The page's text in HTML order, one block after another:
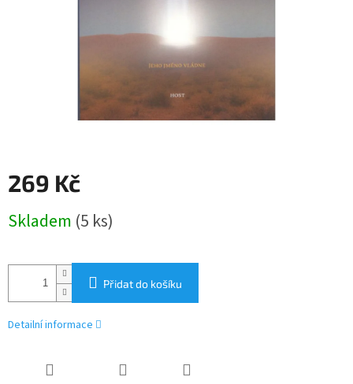
269 Kč
cena:
Skladem (5 ks)
Přidat do košíku
Detailní informace